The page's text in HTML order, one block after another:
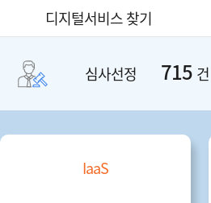
디지털서비스 찾기
심사선정 715 건
IaaS